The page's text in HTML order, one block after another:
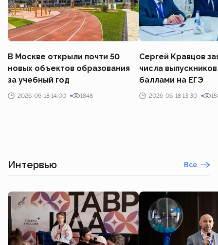
В Москве открыли почти 50
новых объектов образования
за учебный год
2026-06-18 14:00 1848
Сергей Кравцов
числа
баллами на ЕГЭ
2026-06-18 13:30
Интервью Все